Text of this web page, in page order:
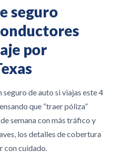
seguro
por
seguro de auto si viajas este 4
que “traer póliza”
semana con más tráfico y
los detalles de cobertura
con cuidado.